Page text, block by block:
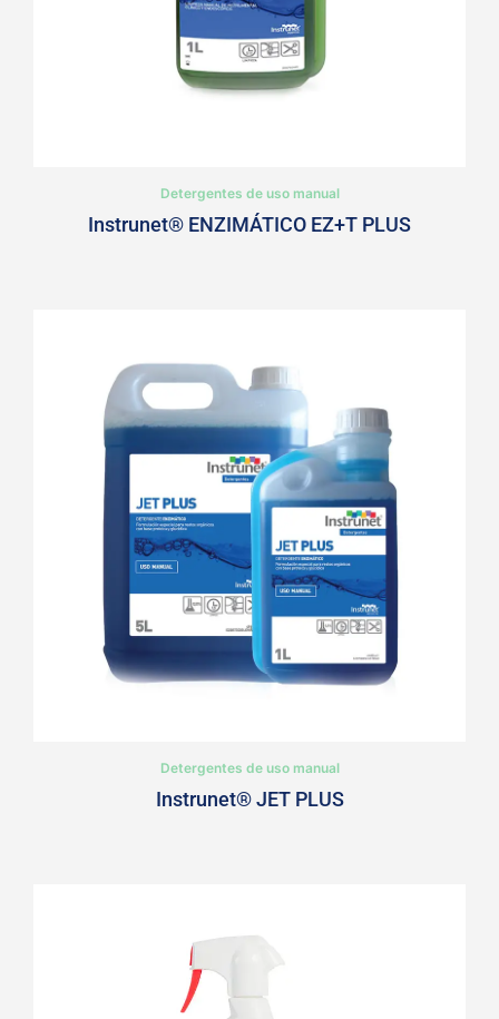
Detergentes de uso manual
Instrunet® ENZIMÁTICO EZ+T PLUS
Detergentes de uso manual
Instrunet® JET PLUS